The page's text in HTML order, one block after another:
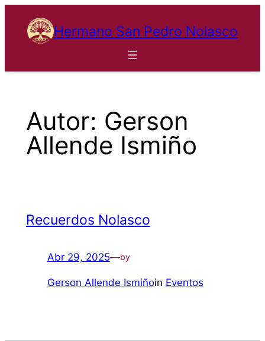
contenido
Hermano San Pedro Nolasco
Autor: Gerson
Allende Ismiño
Recuerdos Nolasco
Abr 29, 2025—by
Gerson Allende Ismiñoin Eventos